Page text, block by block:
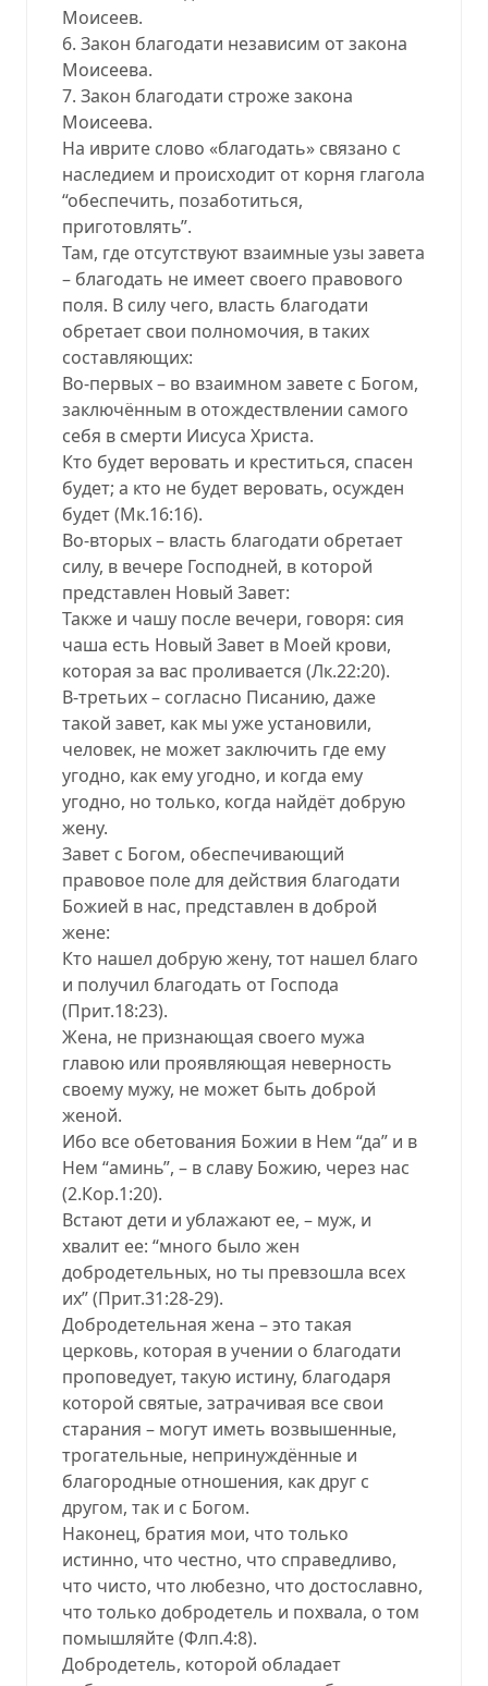
Моисеев.
6. Закон благодати независим от закона
Моисеева.
7. Закон благодати строже закона
Моисеева.
На иврите слово «благодать» связано с
наследием и происходит от корня глагола
“обеспечить, позаботиться,
приготовлять”.
Там, где отсутствуют взаимные узы завета
– благодать не имеет своего правового
поля. В силу чего, власть благодати
обретает свои полномочия, в таких
составляющих:
Во-первых – во взаимном завете с Богом,
заключённым в отождествлении самого
себя в смерти Иисуса Христа.
Кто будет веровать и креститься, спасен
будет; а кто не будет веровать, осужден
будет (Мк.16:16).
Во-вторых – власть благодати обретает
силу, в вечере Господней, в которой
представлен Новый Завет:
Также и чашу после вечери, говоря: сия
чаша есть Новый Завет в Моей крови,
которая за вас проливается (Лк.22:20).
В-третьих – согласно Писанию, даже
такой завет, как мы уже установили,
человек, не может заключить где ему
угодно, как ему угодно, и когда ему
угодно, но только, когда найдёт добрую
жену.
Завет с Богом, обеспечивающий
правовое поле для действия благодати
Божией в нас, представлен в доброй
жене:
Кто нашел добрую жену, тот нашел благо
и получил благодать от Господа
(Прит.18:23).
Жена, не признающая своего мужа
главою или проявляющая неверность
своему мужу, не может быть доброй
женой.
Ибо все обетования Божии в Нем “да” и в
Нем “аминь”, – в славу Божию, через нас
(2.Кор.1:20).
Встают дети и ублажают ее, – муж, и
хвалит ее: “много было жен
добродетельных, но ты превзошла всех
их” (Прит.31:28-29).
Добродетельная жена – это такая
церковь, которая в учении о благодати
проповедует, такую истину, благодаря
которой святые, затрачивая все свои
старания – могут иметь возвышенные,
трогательные, непринуждённые и
благородные отношения, как друг с
другом, так и с Богом.
Наконец, братия мои, что только
истинно, что честно, что справедливо,
что чисто, что любезно, что достославно,
что только добродетель и похвала, о том
помышляйте (Флп.4:8).
Добродетель, которой обладает